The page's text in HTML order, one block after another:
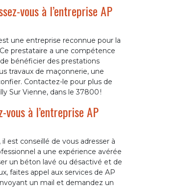
vous à l’entreprise AP
une entreprise reconnue pour la
prestataire a une compétence
bénéficier des prestations
travaux de maçonnerie, une
Contactez-le pour plus de
Sur Vienne, dans le 37800 !
à l’entreprise AP
est conseillé de vous adresser à
a une expérience avérée
un béton lavé ou désactivé et de
faites appel aux services de AP
un mail et demandez un